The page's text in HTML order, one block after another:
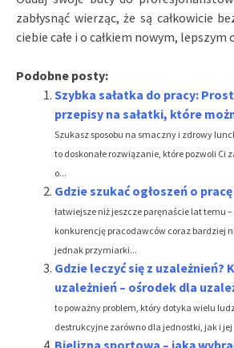
zabłysnąć wierząc, że są całkowicie
ciebie całe i o całkiem nowym, lepszym
Podobne posty:
Szybka sałatka do pracy:
przepisy na sałatki, które
Szukasz sposobu na smaczny i zdrowy
to doskonałe rozwiązanie, które pozwoli Ci
o...
Gdzie szukać ogłoszeń o pracę
łatwiejsze niż jeszcze paręnaście lat temu
konkurencję pracodawców coraz bardziej
jednak przymiarki...
Gdzie leczyć się z uzależnień?
uzależnień – ośrodek dla
to poważny problem, który dotyka wielu
destrukcyjne zarówno dla jednostki, jak i jej
Bielizna sportowa – jaką